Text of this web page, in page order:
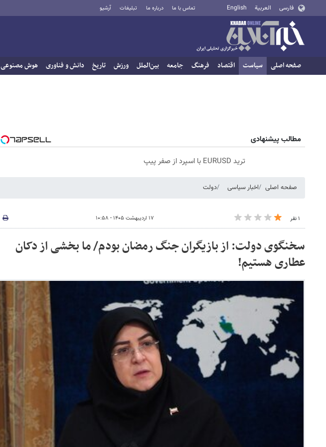
فارسی العربية English تماس با ما درباره ما تبلیغات آرشیو
صفحه اصلی سیاست اقتصاد فرهنگ جامعه بین‌الملل ورزش تاریخ دانش و فناوری هوش مصنوعی
مطالب پیشنهادی
ترید EURUSD با اسپرد از صفر پیپ
صفحه اصلی اخبار سیاسی دولت
۱ نفر ۱۷ اردیبهشت ۱۴۰۵ - ۱۰:۵۸
سخنگوی دولت: از بازیگران جنگ رمضان بودم/ ما بخشی از دکان
عطاری هستیم!